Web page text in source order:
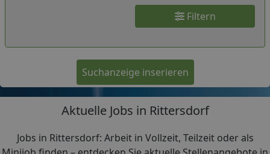
Filtern
Suchanzeige inserieren
Aktuelle Jobs in Rittersdorf
Jobs in Rittersdorf: Arbeit in Vollzeit, Teilzeit oder als